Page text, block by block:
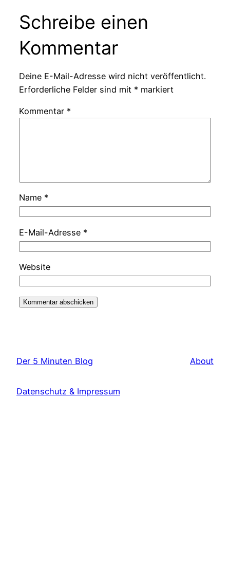
Schreibe einen
Kommentar
Deine E-Mail-Adresse wird nicht veröffentlicht.
Erforderliche Felder sind mit * markiert
Kommentar *
Name *
E-Mail-Adresse *
Website
Der 5 Minuten Blog About
Datenschutz & Impressum